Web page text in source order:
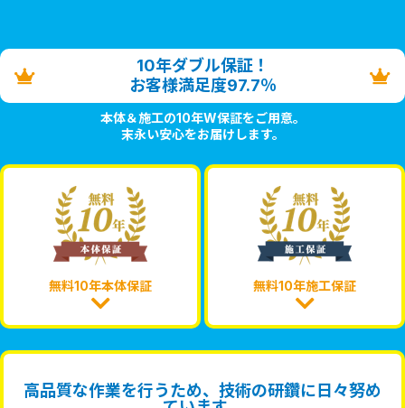
10年ダブル保証！
お客様満足度97.7％
本体＆施工の10年W保証をご用意。
末永い安心をお届けします。
無料10年本体保証 無料10年施工保証
高品質な作業を行うため、技術の研鑽に日々努め